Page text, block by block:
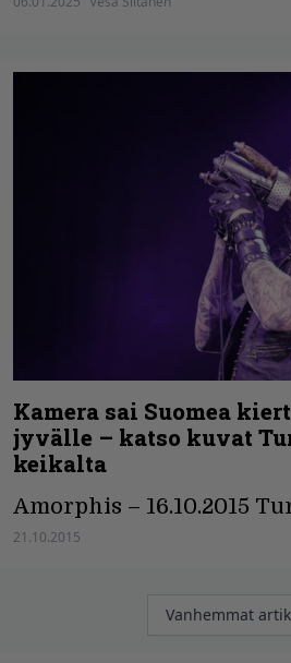
Kamera sai Suomea
jyvälle – katso kuvat
keikalta
Amorphis – 16.10.2015
21.10.2015
Artikkelien
Vanhemmat